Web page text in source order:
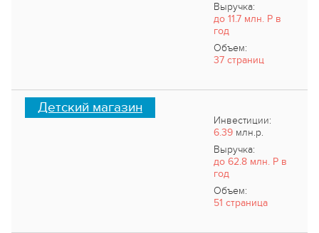
Выручка:
до 11.7 млн. Р в
год
Объем:
37 страниц
Детский магазин
Инвестиции:
6.39млн.р.
Выручка:
до 62.8 млн. Р в
год
Объем:
51 страница